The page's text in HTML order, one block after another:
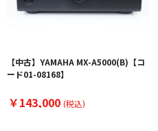
【中古】YAMAHA MX-A5000(B)【コ
ード01-08168】
￥143,000 (税込)